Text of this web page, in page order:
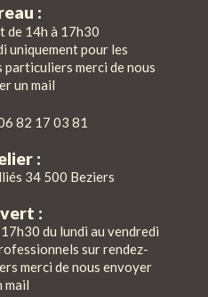
:
de 14h à 17h30
uniquement pour les
merci de nous
un mail
82 17 03 81
:
34 500 Beziers
:
du lundi au vendredi
sur rendez-
merci de nous envoyer
mail